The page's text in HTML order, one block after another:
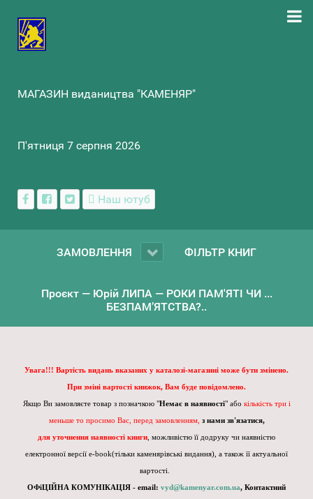
МАГАЗИН видаництва "КАМЕНЯР"
П'ятниця 7 серпня 2026
Наш ютуб
ЗАМОВЛЕННЯ ФІЛЬТР КНИГ
Проєкт — Юрій ЛИПА — РОКИ ПАМ'ЯТІ ЧИ ...
БЕЗПАМ’ЯТСТВА?..
Увага!!! Вартість видань вказаних у каталозі-магазині може бути змінено.
При зміні вартості книжок, Вам буде повідомлено.
Якщо Ви замовляєте товар з позначкою "Немає в наявності" або кількість три і
меньше то просимо Вас, перед замовленням, з нами зв'язатися,
для уточнення наявності книги , можливістю її додруку чи наявністю
електронної версії e-book(тільки каменярівські видання), а також її актуальної
вартості.
ОФіЦІЙНА КОМУНІКАЦІЯ - email: vyd@kamenyar.com.ua, Контактний